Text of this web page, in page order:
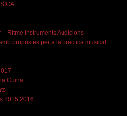
Ritme Instruments Audicions
propostes per a la pràctica musical
Cuina
2015 2016